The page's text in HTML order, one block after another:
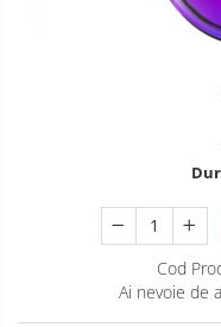
Cod
Ai nevoie de